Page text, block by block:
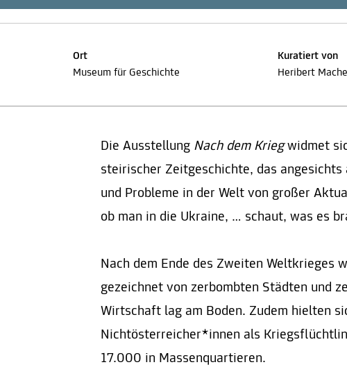
Ort
Museum für Geschichte
Kuratiert von
Heribert
Die Ausstellung Nach dem Kriegwidmet
steirischer Zeitgeschichte, das
und Probleme in der Welt von großer
ob man in die Ukraine, … schaut, was es
Nach dem Ende des Zweiten Weltkrieges
gezeichnet von zerbombten Städten und
Wirtschaft lag am Boden. Zudem hielten
Nichtösterreicher*innen als
17.000 in Massenquartieren.